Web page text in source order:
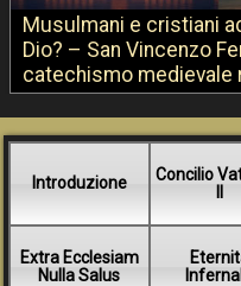
Musulmani e cristiani
Dio? – San Vincenzo
catechismo medievale
Introduzione
Concilio
Extra Ecclesiam
Nulla Salus